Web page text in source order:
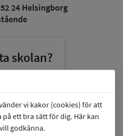
vi kakor (cookies) för att
ett bra sätt för dig. Här kan
godkänna.
24 Helsingborg
skolan?
Gymnasium